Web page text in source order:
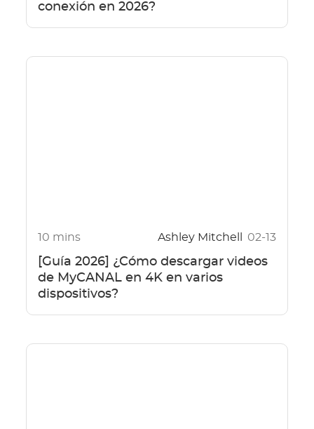
conexión en 2026?
10 mins Ashley Mitchell 02-13
[Guía 2026] ¿Cómo descargar videos
de MyCANAL en 4K en varios
dispositivos?